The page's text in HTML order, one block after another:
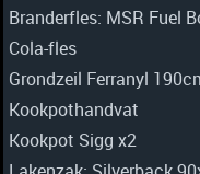
Branderfles: MSR Fuel
Cola-fles
Grondzeil Ferranyl
Kookpothandvat
Kookpot Sigg x2